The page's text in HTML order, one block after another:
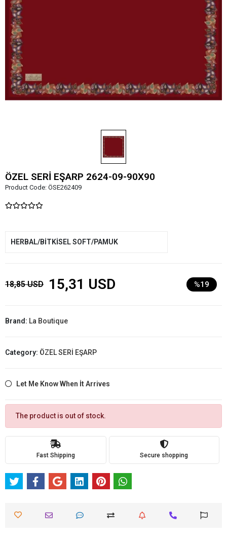
ÖZEL SERİ EŞARP 2624-09-90X90
Product Code: ÖSE262409
HERBAL/BİTKİSEL SOFT/PAMUK
18,85 USD 15,31 USD %19
Brand: La Boutique
Category: ÖZEL SERİ EŞARP
Let Me Know When İt Arrives
The product is out of stock.
Fast Shipping Secure shopping